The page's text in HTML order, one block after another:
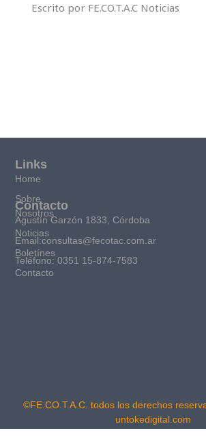
Escrito por FE.CO.T.A.C Noticias
Links
Home
Sobre
Nosotros
Noticias
Boletínes
Contacto
Contacto
Agustín Garzón 1833, Córdoba
Email:consultas@fecotac.com.ar
Teléfono: 0351 15-874-7583
©FE.CO.T.A.C. todos los derechos
untokedigital.com